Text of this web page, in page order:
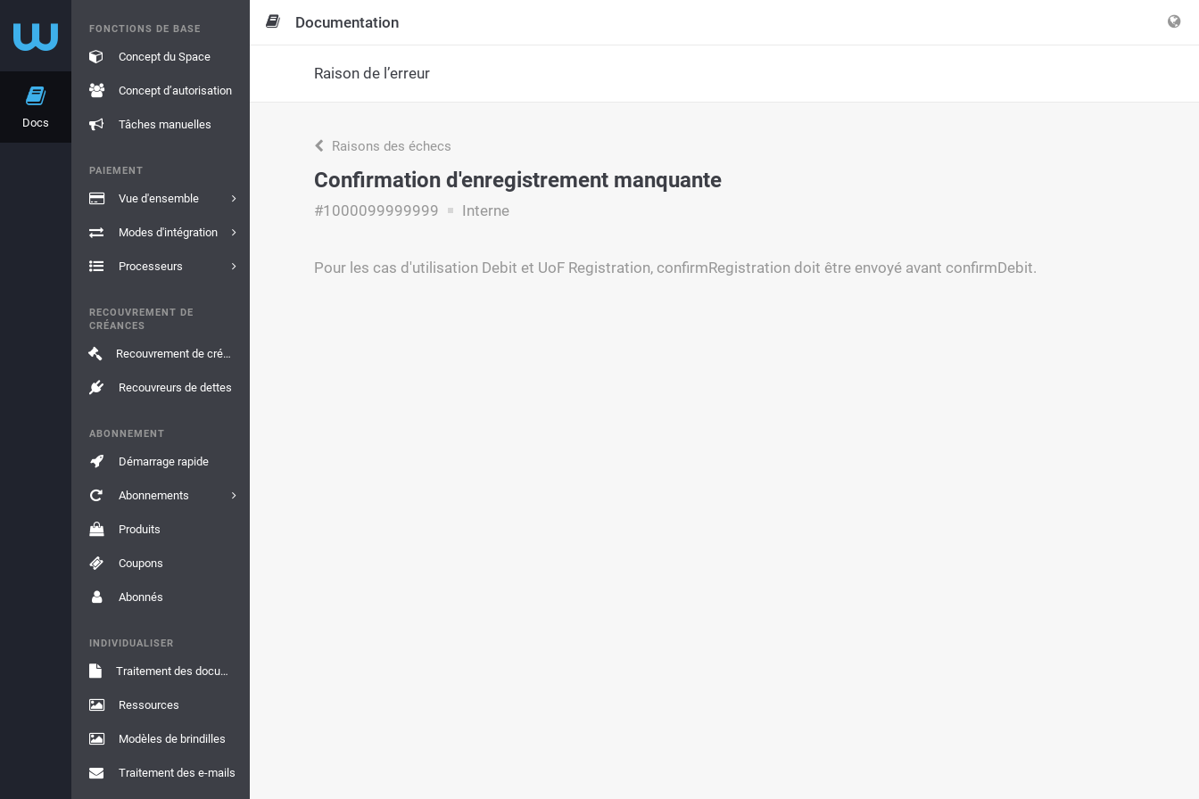
Docs
FONCTIONS DE BASE
Concept du Space
Concept d’autorisation
Tâches manuelles
PAIEMENT
Vue d'ensemble
Modes d'intégration
Processeurs
RECOUVREMENT DE
CRÉANCES
Recouvrement de créances
Recouvreurs de dettes
ABONNEMENT
Démarrage rapide
Abonnements
Produits
Coupons
Abonnés
INDIVIDUALISER
Traitement des documents
Ressources
Modèles de brindilles
Traitement des e-mails
Documentation
Raison de l’erreur
Raisons des échecs
Confirmation d'enregistrement manquante
#1000099999999 Interne
Pour les cas d'utilisation Debit et UoF Registration, confirmRegistration doit être envoyé avant confirmDebit.